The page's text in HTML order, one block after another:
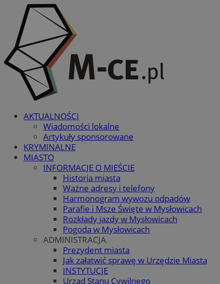
AKTUALNOŚCI
Wiadomości lokalne
Artykuły sponsorowane
KRYMINALNE
MIASTO
INFORMACJE O MIEŚCIE
Historia miasta
Ważne adresy i telefony
Harmonogram wywozu odpadów
Parafie i Msze Święte w Mysłowicach
Rozkłady jazdy w Mysłowicach
Pogoda w Mysłowicach
ADMINISTRACJA
Prezydent miasta
Jak załatwić sprawę w Urzędzie Miasta
INSTYTUCJE
Urząd Stanu Cywilnego